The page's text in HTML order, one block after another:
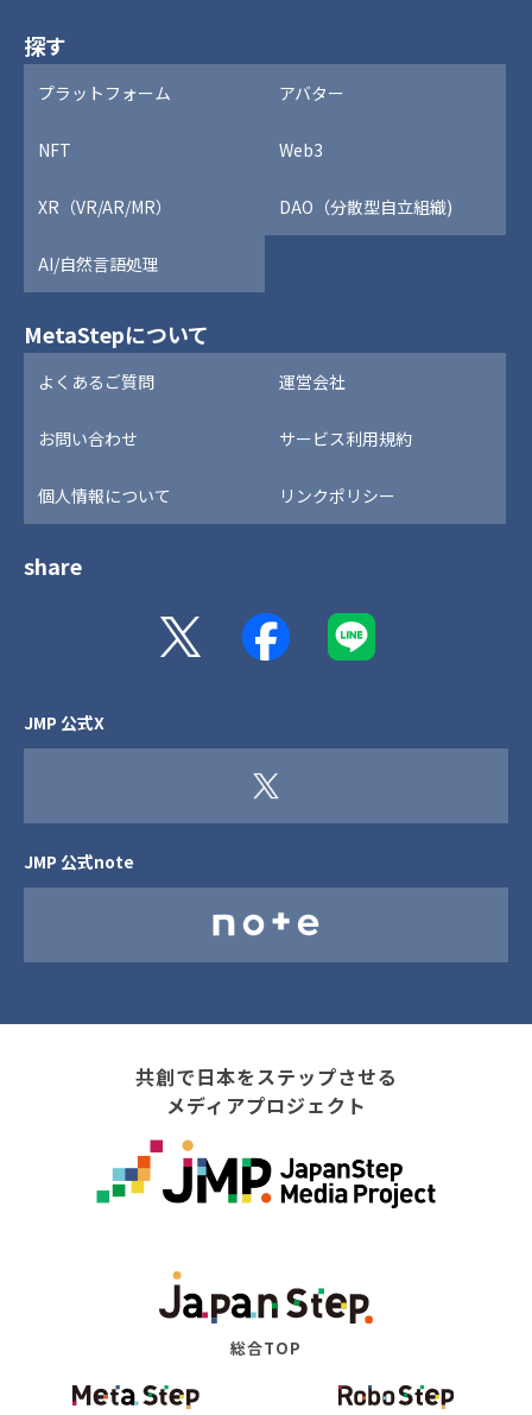
探す
プラットフォーム アバター
NFT Web3
XR（VR/AR/MR） DAO（分散型自立組織)
AI/自然言語処理
MetaStepについて
よくあるご質問 運営会社
お問い合わせ サービス利用規約
個人情報について リンクポリシー
share
JMP 公式X
JMP 公式note
共創で日本をステップさせる
メディアプロジェクト
総合TOP